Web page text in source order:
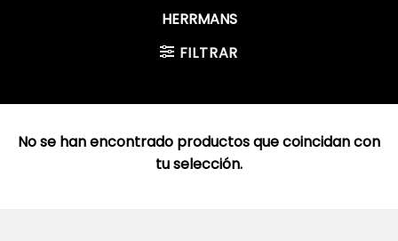
HERRMANS
FILTRAR
No se han encontrado productos que coincidan con
tu selección.